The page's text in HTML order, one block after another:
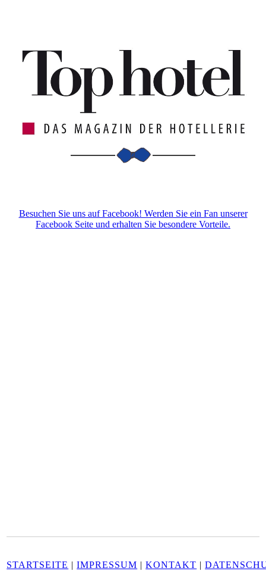
Besuchen Sie uns auf Facebook! Werden Sie ein Fan unserer
Facebook Seite und erhalten Sie besondere Vorteile.
STARTSEITE |IMPRESSUM |KONTAKT |